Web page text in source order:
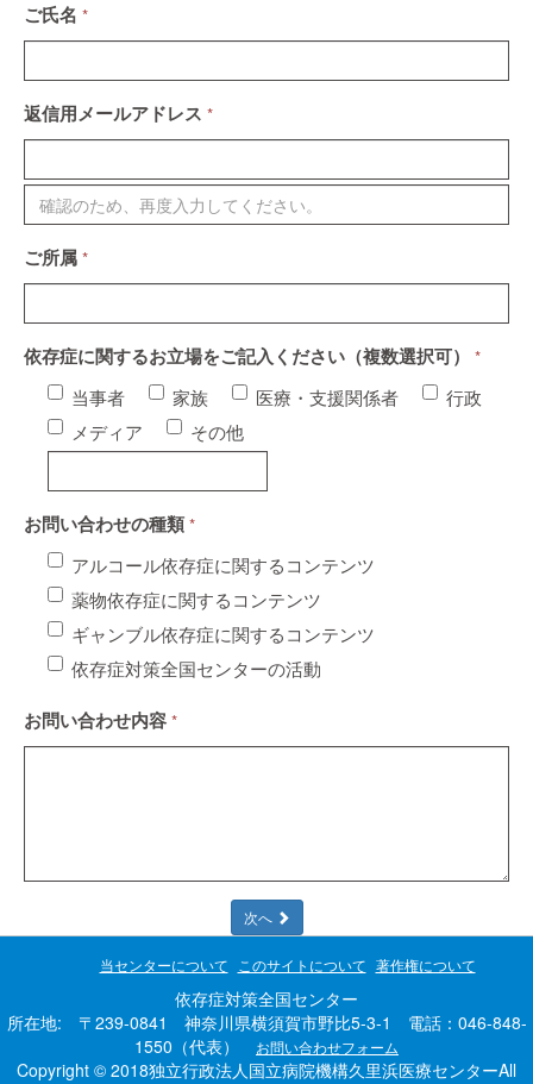
ご氏名 *
返信用メールアドレス *
ご所属 *
依存症に関するお立場をご記入ください（複数選択可） *
当事者 家族 医療・支援関係者
行政
メディア
その他
お問い合わせの種類 *
アルコール依存症に関するコンテンツ
薬物依存症に関するコンテンツ
ギャンブル依存症に関するコンテンツ
依存症対策全国センターの活動
お問い合わせ内容 *
次へ
当センターについて このサイトについて 著作権について
依存症対策全国センター
所在地: 〒239-0841 神奈川県横須賀市野比5-3-1 電話：046-848-
1550（代表）
お問い合わせフォーム
Copyright © 2018独立行政法人国立病院機構久里浜医療センターAll